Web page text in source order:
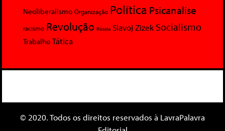
Neoliberalismo Organização Política Psicanalise
racismo Revolução Rússia Slavoj Zizek Socialismo
Trabalho Tática
© 2020. Todos os direitos reservados à LavraPalavra